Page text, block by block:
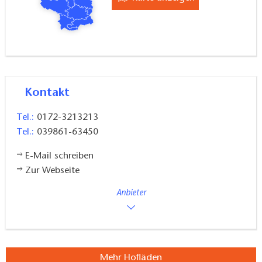
Kontakt
Tel.: 0172-3213213
Tel.: 039861-63450
E-Mail schreiben
Zur Webseite
Anbieter
Mehr Hofläden